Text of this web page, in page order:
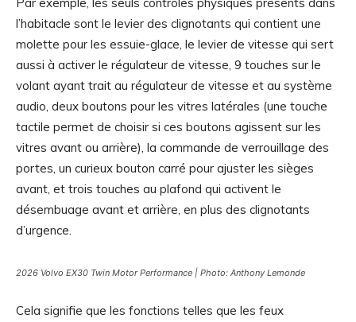
l’habitacle sont le levier des clignotants qui contient une
molette pour les essuie-glace, le levier de vitesse qui sert
aussi à activer le régulateur de vitesse, 9 touches sur le
volant ayant trait au régulateur de vitesse et au système
audio, deux boutons pour les vitres latérales (une touche
tactile permet de choisir si ces boutons agissent sur les
vitres avant ou arrière), la commande de verrouillage des
portes, un curieux bouton carré pour ajuster les sièges
avant, et trois touches au plafond qui activent le
désembuage avant et arrière, en plus des clignotants
d’urgence.
2026 Volvo EX30 Twin Motor Performance | Photo: Anthony Lemonde
Cela signifie que les fonctions telles que les feux